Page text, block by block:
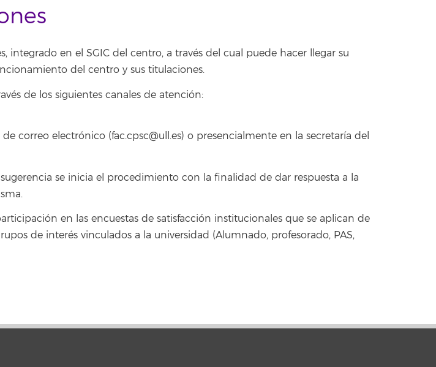
integrado en el SGIC del centro, a través del cual puede hacer llegar su
del centro y sus titulaciones.
de los siguientes canales de atención:
correo electrónico (fac.cpsc@ull.es) o presencialmente en la secretaría del
se inicia el procedimiento con la finalidad de dar respuesta a la
en las encuestas de satisfacción institucionales que se aplican de
de interés vinculados a la universidad (Alumnado, profesorado, PAS,